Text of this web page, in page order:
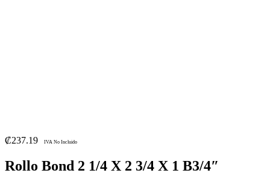
₡237.19 IVA No Incluido
Rollo Bond 2 1/4 X 2 3/4 X 1 B3/4″